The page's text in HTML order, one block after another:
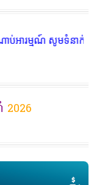
ាក់ទំនងតាមរយៈតេឡេ
2026